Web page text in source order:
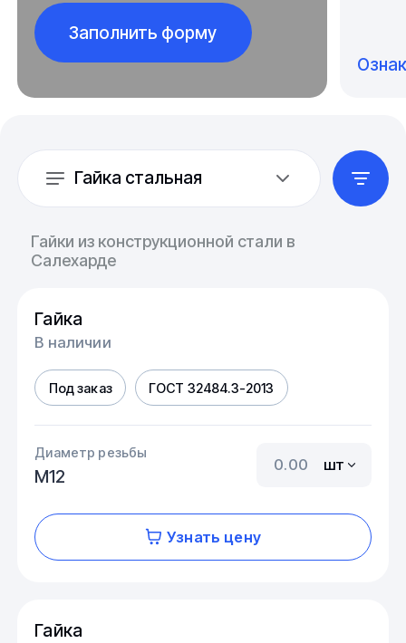
Заполнить форму
Гайка стальная
Гайки из конструкционной стали в
Салехарде
Гайка
В наличии
Под заказ ГОСТ 32484.3-2013
Диаметр резьбы
М12
шт
Узнать цену
Гайка